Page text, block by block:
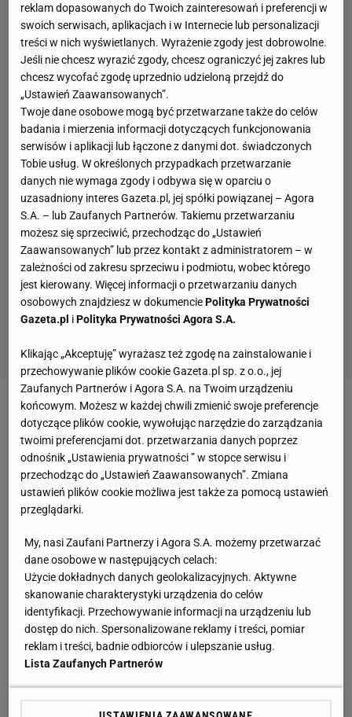
Zobacz wideoSkoki narciarskie w Polsce umierają?
Wojciech Fortuna: Coś tam nie gra
W poniedziałek doznaliśmy szoku, gdy Tomasiak
wyrwał srebro. Jednak wtedy sygnały sugerujące,
wystrzał na dużej skoczni? Kto by się tego
spodziewał? Niesamowite.
Jak to się stało?! Predazzo naszym rajem
Przyjeżdżaliśmy - i dziennikarze zajmujący się
myślą, że przyjmiemy wszystko. Przecież ten sezon
reklam dopasowanych do Twoich zainteresowań i preferencji w
swoich serwisach, aplikacjach i w Internecie lub personalizacji
treści w nich wyświetlanych. Wyrażenie zgody jest dobrowolne.
Jeśli nie chcesz wyrazić zgody, chcesz ograniczyć jej zakres lub
chcesz wycofać zgodę uprzednio udzieloną przejdź do
„Ustawień Zaawansowanych”.
Twoje dane osobowe mogą być przetwarzane także do celów
badania i mierzenia informacji dotyczących funkcjonowania
serwisów i aplikacji lub łączone z danymi dot. świadczonych
Tobie usług. W określonych przypadkach przetwarzanie
danych nie wymaga zgody i odbywa się w oparciu o
uzasadniony interes Gazeta.pl, jej spółki powiązanej – Agora
S.A. – lub Zaufanych Partnerów. Takiemu przetwarzaniu
możesz się sprzeciwić, przechodząc do „Ustawień
Zaawansowanych” lub przez kontakt z administratorem – w
zależności od zakresu sprzeciwu i podmiotu, wobec którego
jest kierowany. Więcej informacji o przetwarzaniu danych
osobowych znajdziesz w dokumenciePolityka Prywatności
Gazeta.pl iPolityka Prywatności Agora S.A.
Klikając „Akceptuję” wyrażasz też zgodę na zainstalowanie i
przechowywanie plików cookie Gazeta.pl sp. z o.o., jej
Zaufanych Partnerów i Agora S.A. na Twoim urządzeniu
końcowym. Możesz w każdej chwili zmienić swoje preferencje
dotyczące plików cookie, wywołując narzędzie do zarządzania
twoimi preferencjami dot. przetwarzania danych poprzez
odnośnik „Ustawienia prywatności ” w stopce serwisu i
przechodząc do „Ustawień Zaawansowanych”. Zmiana
ustawień plików cookie możliwa jest także za pomocą ustawień
przeglądarki.
My, nasi Zaufani Partnerzy i Agora S.A. możemy przetwarzać
dane osobowe w następujących celach:
Użycie dokładnych danych geolokalizacyjnych. Aktywne
skanowanie charakterystyki urządzenia do celów
identyfikacji. Przechowywanie informacji na urządzeniu lub
dostęp do nich. Spersonalizowane reklamy i treści, pomiar
reklam i treści, badnie odbiorców i ulepszanie usług.
Lista Zaufanych Partnerów